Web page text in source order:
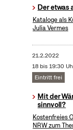
Der etwas
Kataloge als
Julia Vermes
21.2.2022
18 bis 19:30
Eintritt frei
Mit der
sinnvoll?
Kostenfreies
NRW zum